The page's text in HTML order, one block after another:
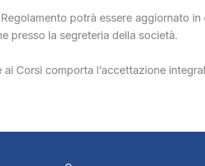
potrà essere aggiornato
presso la segreteria della società.
ai Corsi comporta l’accettazione